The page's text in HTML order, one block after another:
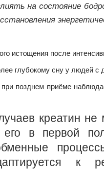
на состояние
истощения после
глубокому сну у людей с
позднем приёме
креатин
его в первой
к